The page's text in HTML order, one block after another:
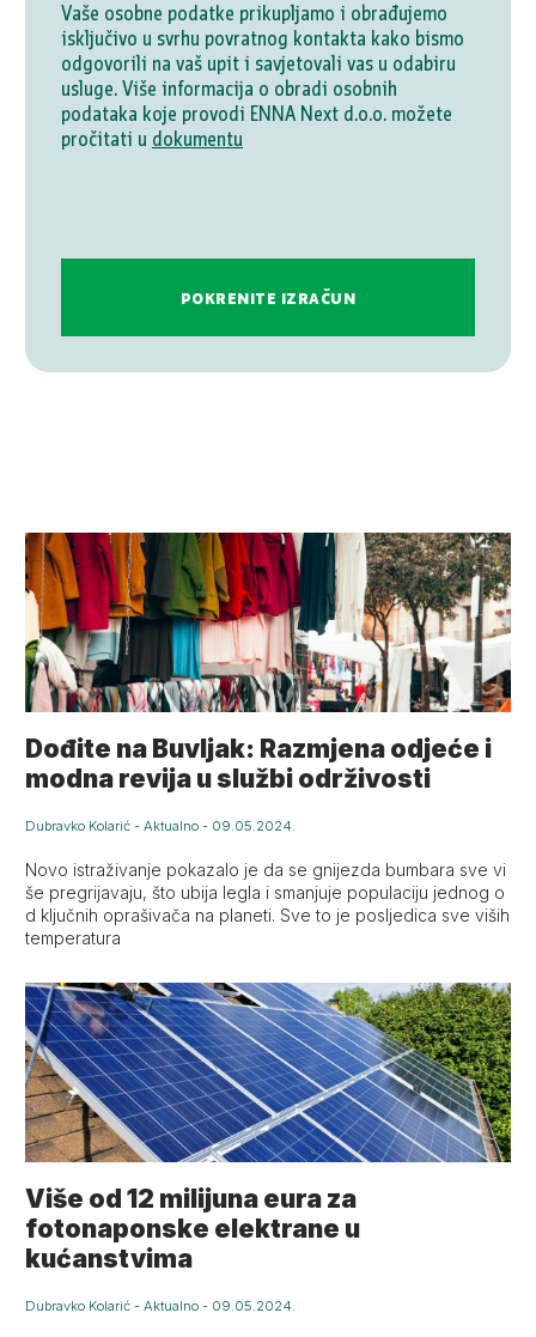
Dođite na Buvljak: Razmjena odjeće i
modna revija u službi održivosti
Dubravko Kolarić -Aktualno - 09.05.2024.
Novo istraživanje pokazalo je da se gnijezda bumbara sve vi
še pregrijavaju, što ubija legla i smanjuje populaciju jednog o
d ključnih oprašivača na planeti. Sve to je posljedica sve viših
temperatura
Više od 12 milijuna eura za
fotonaponske elektrane u
kućanstvima
Dubravko Kolarić -Aktualno - 09.05.2024.